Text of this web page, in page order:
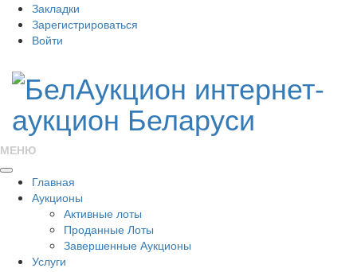
Закладки
Зарегистрироваться
Войти
МЕНЮ
Главная
Аукционы
Активные лоты
Проданные Лоты
Завершенные Аукционы
Услуги